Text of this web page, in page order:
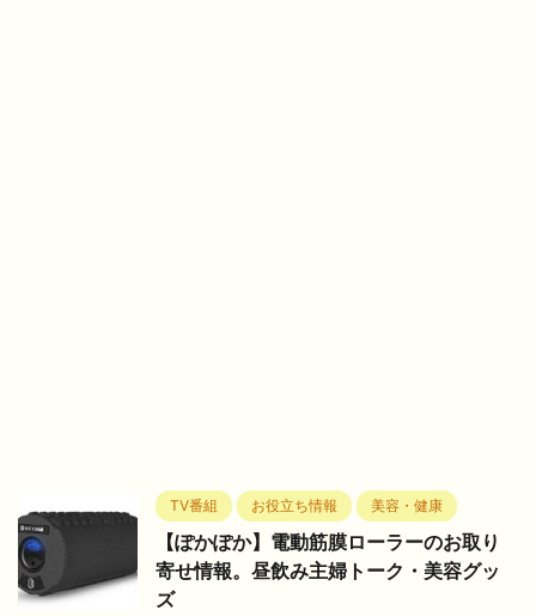
TV番組 お役立ち情報 美容・健康
【ぽかぽか】電動筋膜ローラーのお取り
寄せ情報。昼飲み主婦トーク・美容グッ
ズ